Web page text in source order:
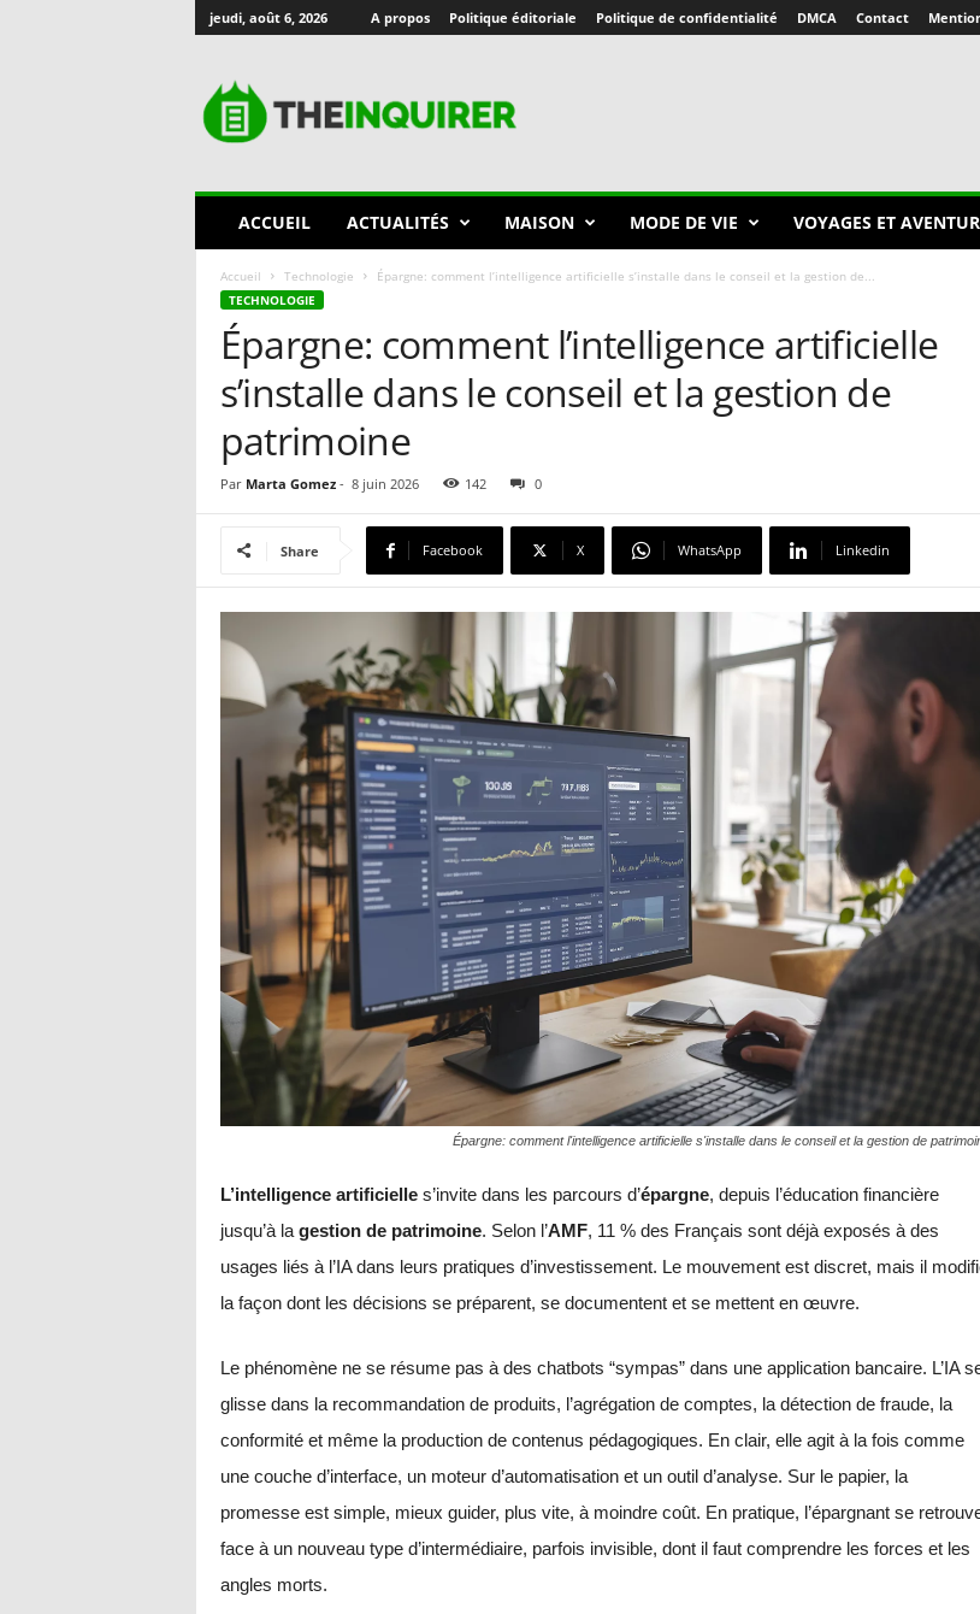
jeudi, août 6, 2026 A propos Politique éditoriale Politique de confidentialité DMCA Contact
🇫🇷
ACCUEIL ACTUALITÉS MAISON MODE DE VIE VOYAGES ET
Accueil Technologie
Épargne: comment l’intelligence artificielle s’installe dans le conseil et la gestion de...
TECHNOLOGIE
Épargne: comment l’intelligence artificielle
s’installe dans le conseil et la gestion de
patrimoine
Par Marta Gomez- 8 juin 2026 142 0
Share Facebook X WhatsApp Linkedin
Épargne: comment l'intelligence artificielle s'installe dans le conseil et la gestion de
L’intelligence artificielles’invite dans les parcours d’épargne, depuis l’éducation financière
jusqu’à la gestion de patrimoine. Selon l’AMF, 11 % des Français sont déjà exposés à des
usages liés à l’IA dans leurs pratiques d’investissement. Le mouvement est discret, mais il
la façon dont les décisions se préparent, se documentent et se mettent en œuvre.
Le phénomène ne se résume pas à des chatbots “sympas” dans une application bancaire. L’IA
glisse dans la recommandation de produits, l’agrégation de comptes, la détection de fraude, la
conformité et même la production de contenus pédagogiques. En clair, elle agit à la fois comme
une couche d’interface, un moteur d’automatisation et un outil d’analyse. Sur le papier, la
promesse est simple, mieux guider, plus vite, à moindre coût. En pratique, l’épargnant se
face à un nouveau type d’intermédiaire, parfois invisible, dont il faut comprendre les forces et les
angles morts.